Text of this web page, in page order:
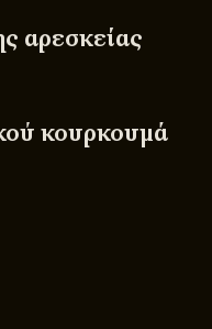
αρεσκείας
κουρκουμά